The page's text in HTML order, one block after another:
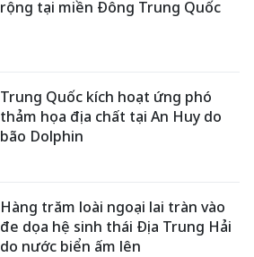
rộng tại miền Đông Trung Quốc
Trung Quốc kích hoạt ứng phó
thảm họa địa chất tại An Huy do
bão Dolphin
Hàng trăm loài ngoại lai tràn vào
đe dọa hệ sinh thái Địa Trung Hải
do nước biển ấm lên